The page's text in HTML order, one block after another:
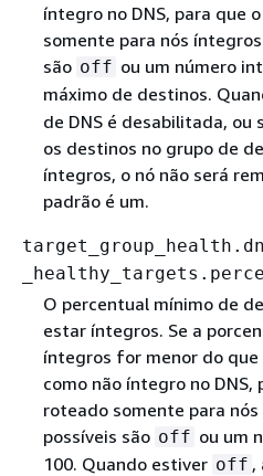
íntegro no DNS, para que
somente para nós
são off ou um número
máximo de destinos.
de DNS é desabilitada, ou
os destinos no grupo de
íntegros, o nó não será
padrão é um.
O percentual mínimo de
estar íntegros. Se a
íntegros for menor do que
como não íntegro no
roteado somente para
possíveis são off ou um
100. Quando estiver off ,